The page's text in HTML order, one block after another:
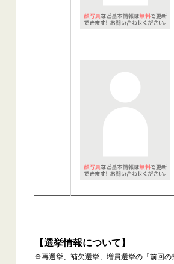
【選挙情報について】
※再選挙、補欠選挙、増員選挙の「前回の